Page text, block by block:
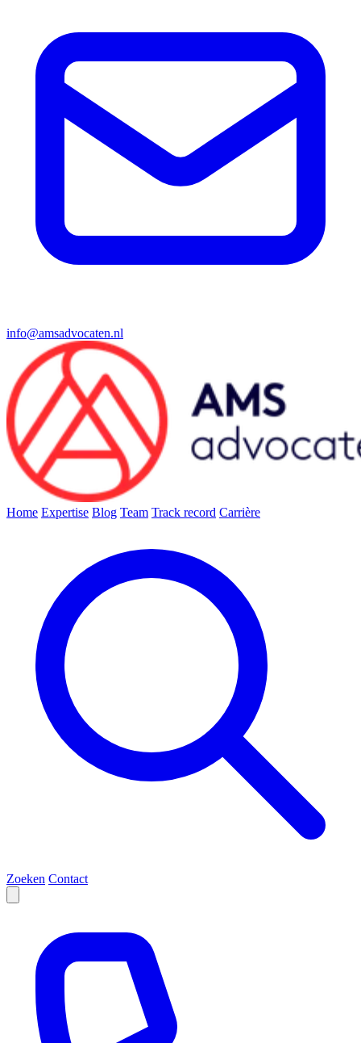
info@amsadvocaten.nl
Home Expertise Blog Team Track record Carrière
Zoeken Contact